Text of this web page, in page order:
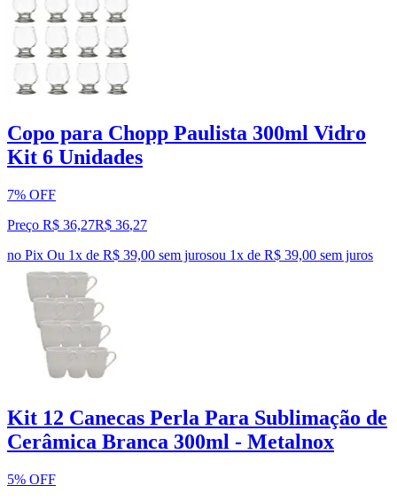
Copo para Chopp Paulista 300ml Vidro
Kit 6 Unidades
7% OFF
Preço R$ 36,27R$ 36,27
no Pix Ou 1x de R$ 39,00 sem jurosou 1x de R$ 39,00 sem juros
Kit 12 Canecas Perla Para Sublimação de
Cerâmica Branca 300ml - Metalnox
5% OFF